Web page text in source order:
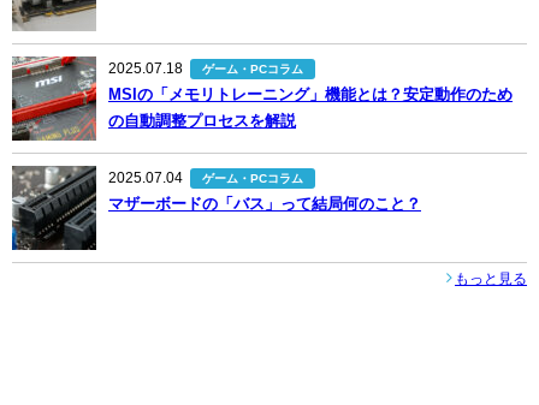
2025.07.18 ゲーム・PCコラム
MSIの「メモリトレーニング」機能とは？安定動作のため
の自動調整プロセスを解説
2025.07.04 ゲーム・PCコラム
マザーボードの「バス」って結局何のこと？
もっと見る